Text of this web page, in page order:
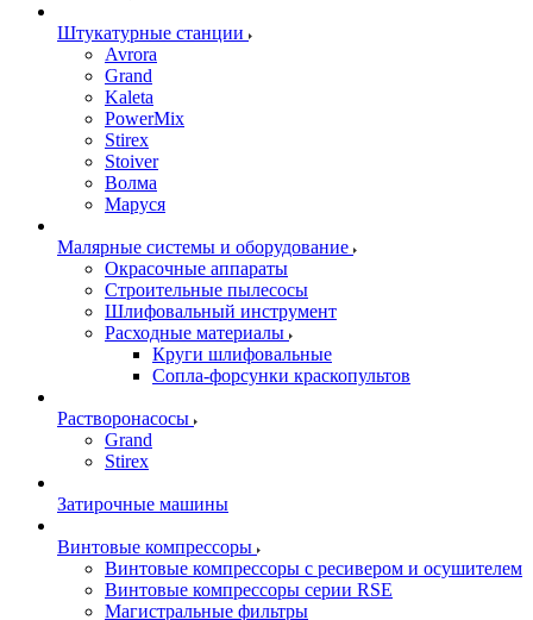
Штукатурные станции
Avrora
Grand
Kaleta
PowerMix
Stirex
Stoiver
Волма
Маруся
Малярные системы и оборудование
Окрасочные аппараты
Строительные пылесосы
Шлифовальный инструмент
Расходные материалы
Круги шлифовальные
Сопла-форсунки краскопультов
Растворонасосы
Grand
Stirex
Затирочные машины
Винтовые компрессоры
Винтовые компрессоры с ресивером и осушителем
Винтовые компрессоры серии RSE
Магистральные фильтры